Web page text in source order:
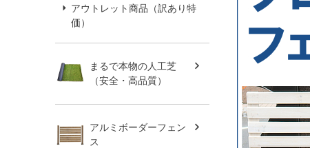
アウトレット商品（訳あり特
価）
まるで本物の人工芝
（安全・高品質）
アルミボーダーフェン
ス